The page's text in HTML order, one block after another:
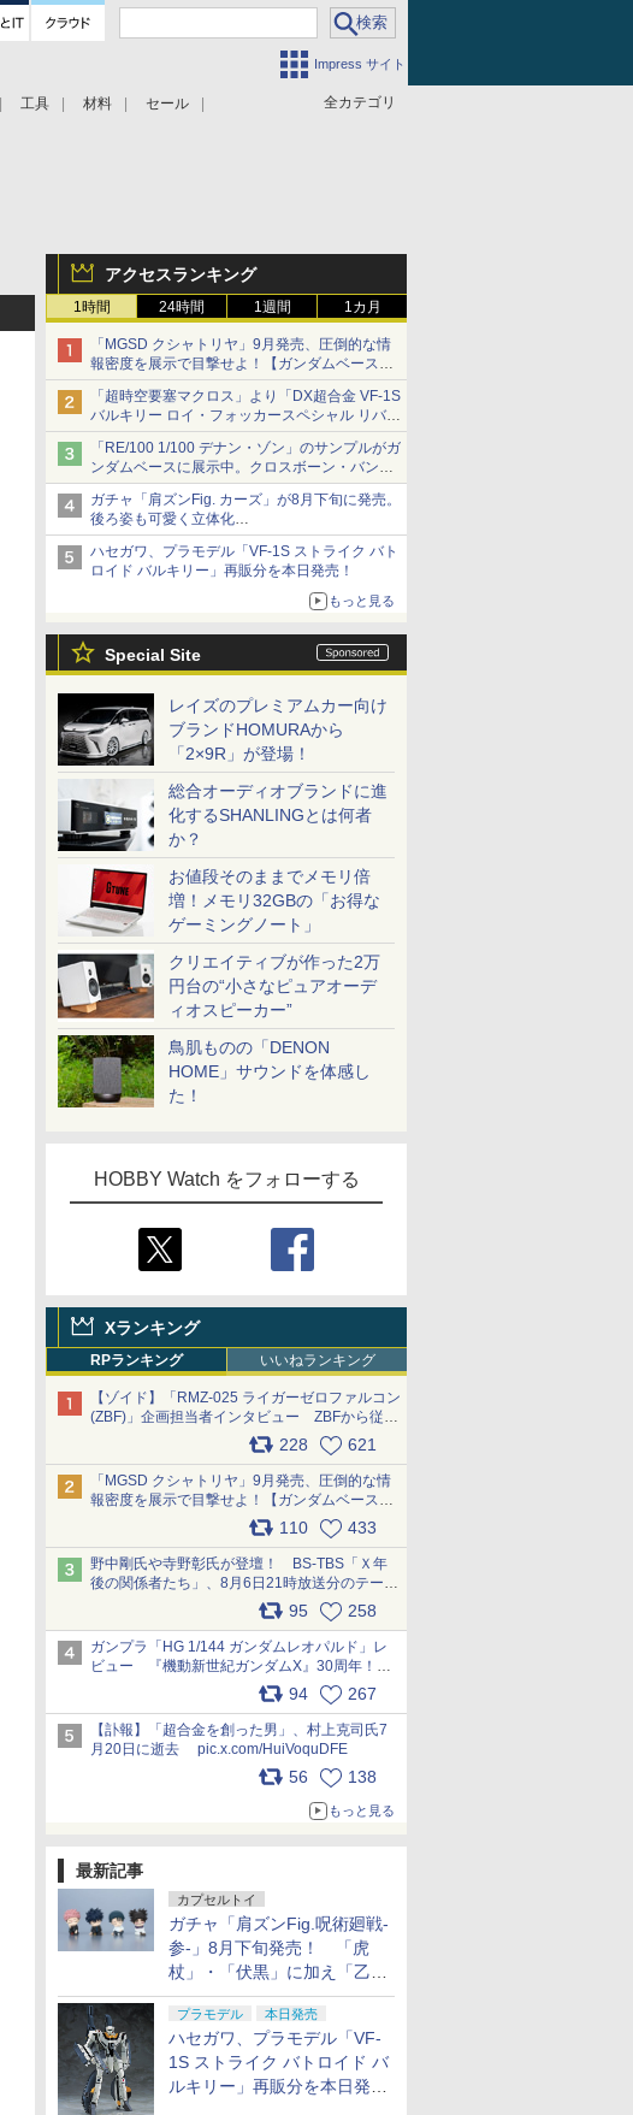
Impress サイト
全カテゴリ
工具 材料 セール
アクセスランキング
1時間 24時間 1週間 1カ月
「MGSD クシャトリヤ」9月発売、圧倒的な情
報密度を展示で目撃せよ！【ガンダムベース撮
り下ろし】
「超時空要塞マクロス」より「DX超合金 VF-1S
バルキリー ロイ・フォッカースペシャル リバイ
バルVer.」本日発売！
「RE/100 1/100 デナン・ゾン」のサンプルがガ
ンダムベースに展示中。クロスボーン・バンガ
ードの制式量産機が間もなく発送【ガンダムベ
ース撮り下ろし】
ガチャ「肩ズンFig. カーズ」が8月下旬に発売。
後ろ姿も可愛く立体化
ライトニング・マックィーンやメーターなど4
種がラインナップ
ハセガワ、プラモデル「VF-1S ストライク バト
ロイド バルキリー」再販分を本日発売！
もっと見る
Special Site
レイズのプレミアムカー向け
ブランドHOMURAから
「2×9R」が登場！
総合オーディオブランドに進
化するSHANLINGとは何者
か？
お値段そのままでメモリ倍
増！メモリ32GBの「お得な
ゲーミングノート」
クリエイティブが作った2万
円台の“小さなピュアオーデ
ィオスピーカー”
鳥肌ものの「DENON
HOME」サウンドを体感し
た！
HOBBY Watch をフォローする
Xランキング
RPランキング いいねランキング
【ゾイド】「RMZ-025 ライガーゼロファルコン
(ZBF)」企画担当者インタビュー ZBFから従来
デザインまで再現可能なボリューム満点のキッ
ト pic.x.com/6zOqQAQKkX
228 621
「MGSD クシャトリヤ」9月発売、圧倒的な情
報密度を展示で目撃せよ！【ガンダムベース撮
り下ろし】 pic.x.com/3rPjsfk7qZ
110 433
野中剛氏や寺野彰氏が登壇！ BS-TBS「Ｘ年
後の関係者たち」、8月6日21時放送分のテーマ
は「超合金」！ pic.x.com/uWyt1uyuFm
95 258
ガンプラ「HG 1/144 ガンダムレオパルド」レ
ビュー 『機動新世紀ガンダムX』30周年！イ
ンナーアームガトリングの変形機構まで再現し
最新フォーマットでキット化！
pic.x.com/nszPIDTpbg
94 267
【訃報】「超合金を創った男」、村上克司氏7
月20日に逝去 pic.x.com/HuiVoquDFE
56 138
もっと見る
最新記事
カプセルトイ
ガチャ「肩ズンFig.呪術廻戦-
参-」8月下旬発売！ 「虎
杖」・「伏黒」に加え「乙
骨」・「脹相」がラインナッ
プ
プラモデル 本日発売
ハセガワ、プラモデル「VF-
1S ストライク バトロイド バ
ルキリー」再販分を本日発